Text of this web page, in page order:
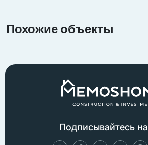
Похожие объекты
Подписывайтесь